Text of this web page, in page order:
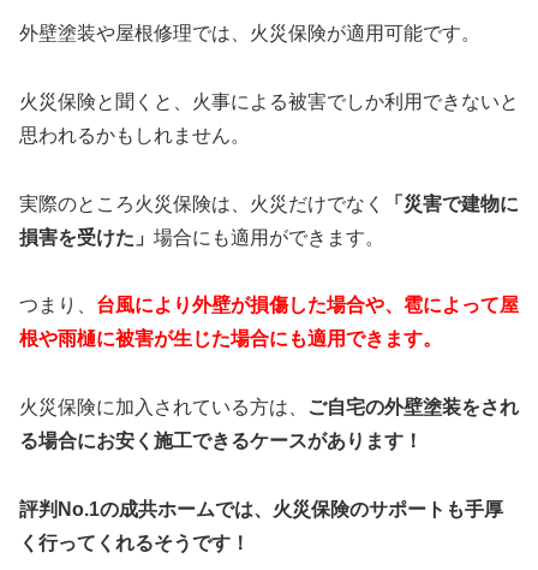
外壁塗装や屋根修理では、火災保険が適用可能です。
火災保険と聞くと、火事による被害でしか利用できないと
思われるかもしれません。
実際のところ火災保険は、火災だけでなく
「災害で建物に
損害を受けた」 場合にも適用ができます。
つまり、 台風により外壁が損傷した場合や、雹によって屋
根や雨樋に被害が生じた場合にも適用できます。
火災保険に加入されている方は、
ご自宅の外壁塗装をされ
る場合にお安く施工できるケースがあります！
評判No.1の成共ホームでは、火災保険のサポートも手厚
く行ってくれるそうです！